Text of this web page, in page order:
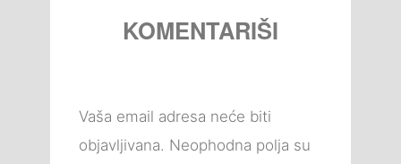
KOMENTARIŠI
Vaša email adresa neće biti
objavljivana. Neophodna polja su